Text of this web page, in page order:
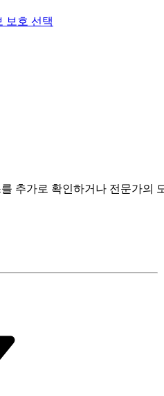
보호 선택
추가로 확인하거나 전문가의